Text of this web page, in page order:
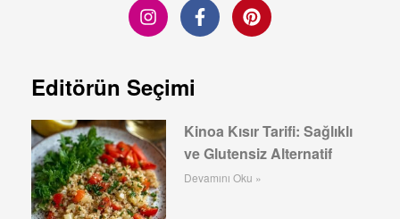
Editörün Seçimi
Kinoa Kısır Tarifi: Sağlıklı
ve Glutensiz Alternatif
Devamını Oku »